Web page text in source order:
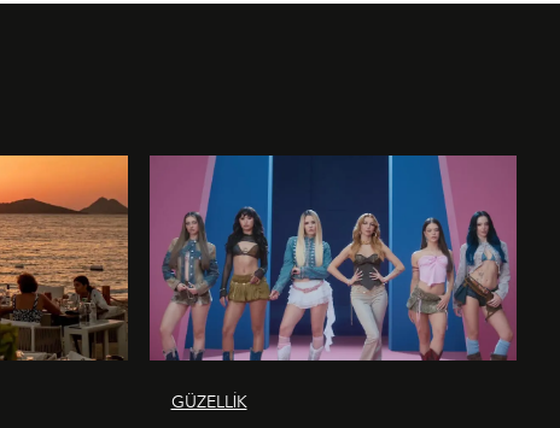
GÜZELLİK